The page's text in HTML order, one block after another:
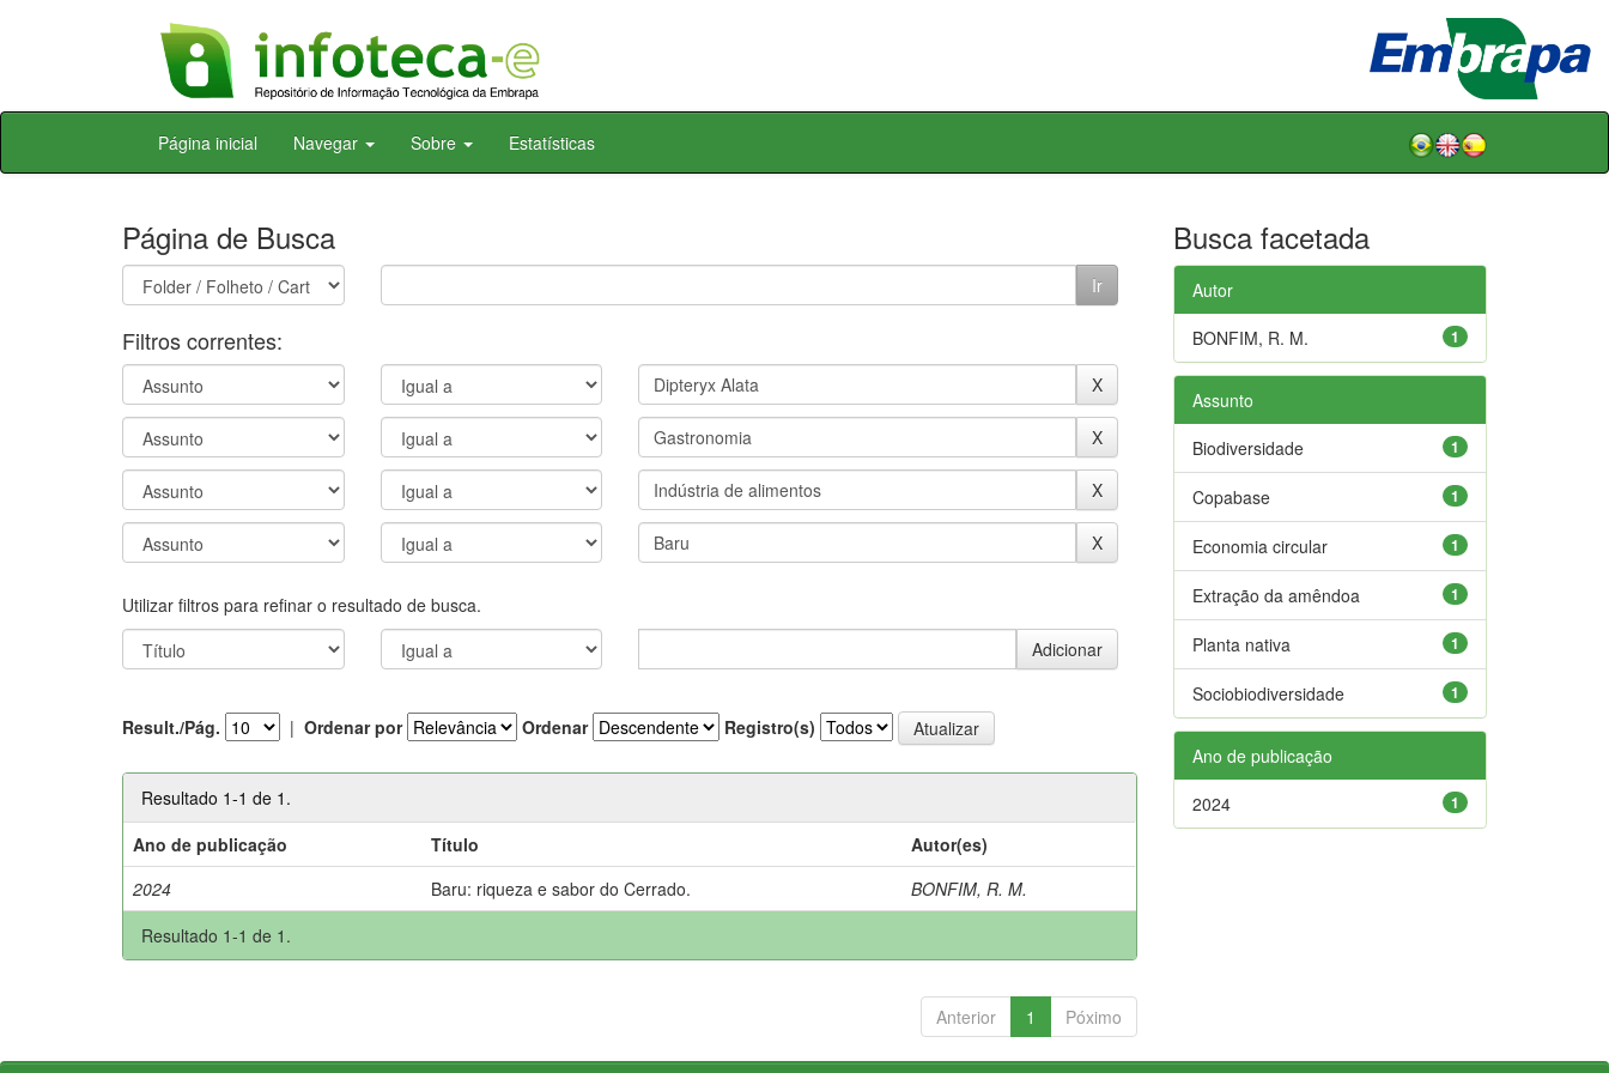
Skip
Página inicial Navegar Sobre Estatísticas
Página de Busca
Filtros correntes:
Utilizar filtros para refinar o resultado de busca.
Result./Pág. | Ordenar por Ordenar Registro(s)
Resultado 1-1 de 1.
Ano de publicação
Título
Autor(es)
2024
Baru: riqueza e sabor do Cerrado.
BONFIM, R. M.
Resultado 1-1 de 1.
Anterior 1 Póximo
Busca facetada
Autor
1
BONFIM, R. M.
Assunto
1
Biodiversidade
1
Copabase
1
Economia circular
1
Extração da amêndoa
1
Planta nativa
1
Sociobiodiversidade
Ano de publicação
1
2024